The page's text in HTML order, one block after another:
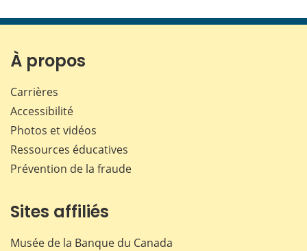
page page page page
À propos
Carrières
Accessibilité
Photos et vidéos
Ressources éducatives
Prévention de la fraude
Sites affiliés
Musée de la Banque du Canada